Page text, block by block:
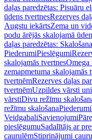
daļas paredzētas: Pisuāru
ūdens tvertnesRezerves
Augstu iekārtsZema un
podu ārējās skalojamā
daļas paredzētas:
PiederumiPieslēgumi
skalojamās tvertnesOmega
zemapmetuma skalojamās
tvertnēmRezerves daļas
tvertnēmUzpildes vārsti
vārstiDivu režīmu
režīmu skalošanaPiederumi
VeidgabaliSavienojumi
pieslēgumuSadalītājs ar
caurulēmStiprinājumi